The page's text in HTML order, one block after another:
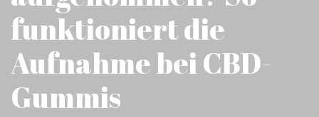
funktioniert die
Aufnahme bei CBD-
Gummis